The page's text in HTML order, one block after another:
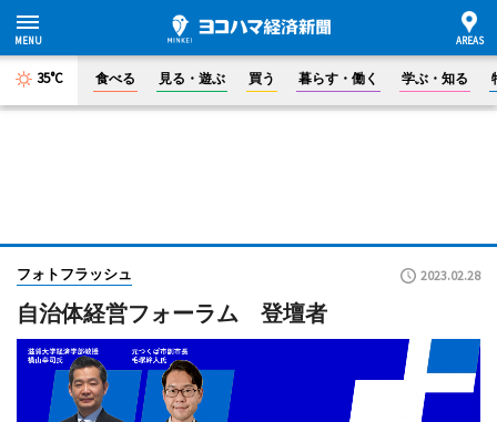
35°C 食べる 見る・遊ぶ 買う 暮らす・働く 学ぶ・知る
フォトフラッシュ 2023.02.28
自治体経営フォーラム 登壇者